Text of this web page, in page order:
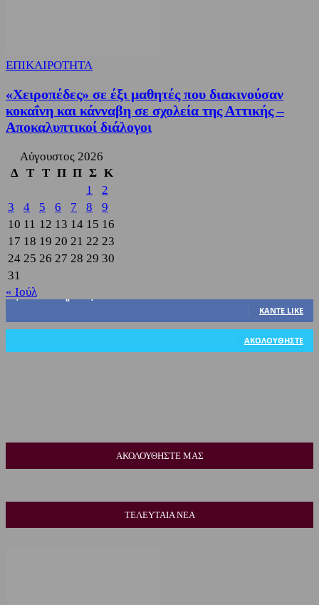
ΕΠΙΚΑΙΡΟΤΗΤΑ
«Χειροπέδες» σε έξι μαθητές που διακινούσαν
κοκαΐνη και κάνναβη σε σχολεία της Αττικής –
Αποκαλυπτικοί διάλογοι
Αύγουστος 2026
Δ
Τ Τ Π Π Σ Κ
1
2
3
4 5 6 7 8
9
10 11 12 13 14 15 16
17 18 19 20 21 22 23
24 25 26 27 28 29 30
31
« Ιούλ
3,822
ΚΆΝΤΕ LIKE
ΑΚΟΛΟΥΘΉΣΤΕ
ΑΚΟΛΟΥΘΗΣΤΕ ΜΑΣ
ΤΕΛΕΥΤΑΙΑ ΝΕΑ